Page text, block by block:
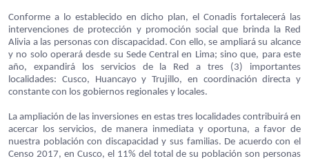
Conforme a lo establecido en dicho plan, el Conadis fortalecerá las
intervenciones de protección y promoción social que brinda la Red
Alivia a las personas con discapacidad. Con ello, se ampliará su alcance
y no solo operará desde su Sede Central en Lima; sino que, para este
año, expandirá los servicios de la Red a tres (3) importantes
localidades: Cusco, Huancayo y Trujillo, en coordinación directa y
constante con los gobiernos regionales y locales.
La ampliación de las inversiones en estas tres localidades contribuirá en
acercar los servicios, de manera inmediata y oportuna, a favor de
nuestra población con discapacidad y sus familias. De acuerdo con el
Censo 2017, en Cusco, el 11% del total de su población son personas